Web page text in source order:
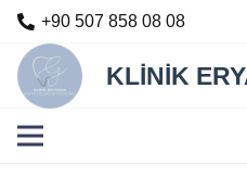
+90 507 858 08 08
KLİNİK